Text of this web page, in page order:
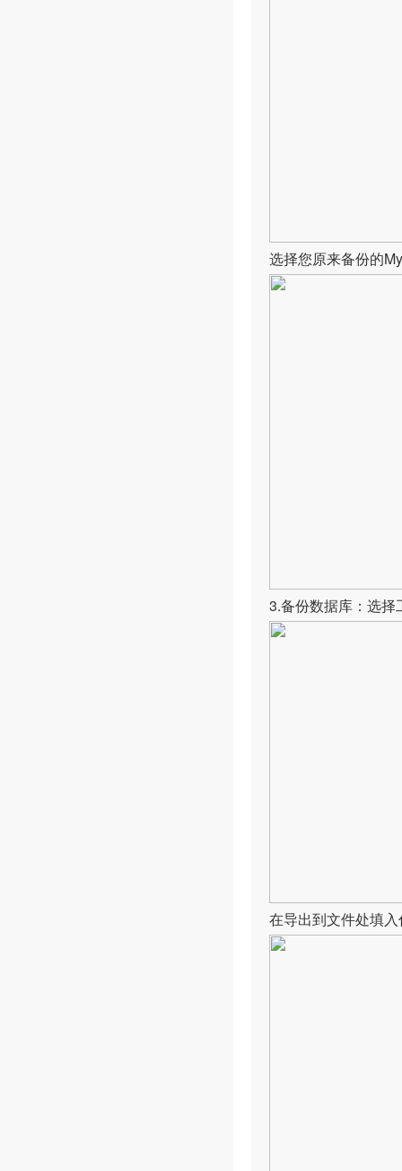
选择您原来备份的
3.备份数据库：选择
在导出到文件处填